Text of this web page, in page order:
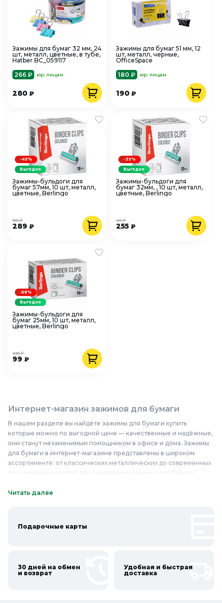
Зажимы для бумаг 32 мм, 24
шт, металл, цветные, в тубе,
Hatber BC_059117
266 ₽
юр. лицам
280 ₽
Зажимы для бумаг 51 мм, 12
шт, металл, черные,
OfficeSpace
180 ₽
юр. лицам
190₽
Зажимы-бульдоги для
бумаг 57мм, 10 шт, металл,
цветные, Berlingo
289 ₽
565 ₽
-49%
Выгодно
Зажимы-бульдоги для
бумаг 32мм, , 10 шт, металл,
цветные, Berlingo
255₽
415 ₽
-39%
Выгодно
Зажимы-бульдоги для
бумаг 25мм, 10 шт, металл,
цветные, Berlingo
99 ₽
236 ₽
-58%
Выгодно
Интернет-магазин зажимов для бумаги
В нашем разделе вы найдёте зажимы для бумаги купить
которые можно по выгодной цене — качественные и надёжные,
они станут незаменимым помощником в офисе и дома. Зажимы
для бумаги в интернет-магазине представлены в широком
ассортименте: от классических металлических до современных
пластиковых моделей. Мы предлагаем зажимы для бумаги
оптимальный вариант для любых задач. Наши зажимы для
долговечность и надёжность. Они идеально подходят для
бумаги в Колорлон и убедитесь в их высоком качестве и
Читать далее
Подарочные карты
30 дней на обмен
и возврат
Удобная и быстрая
доставка